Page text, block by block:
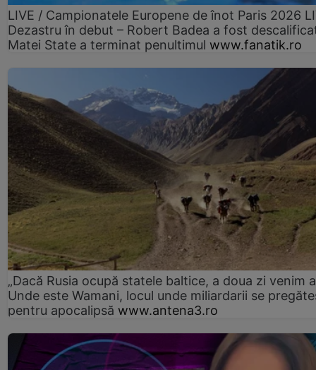
LIVE / Campionatele Europene de înot Paris 2026
Dezastru în debut – Robert Badea a fost
Matei State a terminat penultimul www.fanatik.ro
„Dacă Rusia ocupă statele baltice, a doua zi venim
Unde este Wamani, locul unde miliardarii se
pentru apocalipsă www.antena3.ro